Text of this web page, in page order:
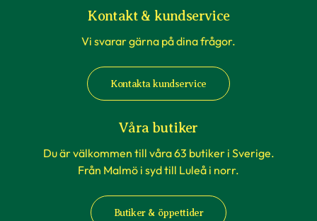
Kontakt & kundservice
Vi svarar gärna på dina frågor.
Kontakta kundservice
Våra butiker
Du är välkommen till våra 63 butiker i Sverige.
Från Malmö i syd till Luleå i norr.
Butiker & öppettider